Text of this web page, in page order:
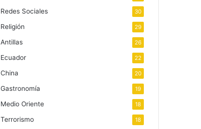
Redes Sociales 30
Religión 29
Antillas 26
Ecuador 22
China 20
Gastronomía 19
Medio Oriente 18
Terrorismo 18